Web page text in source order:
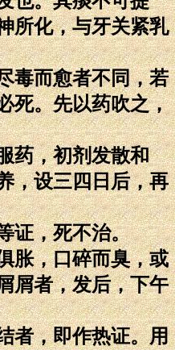
所化，与牙关紧乳
毒而愈者不同，若
死。先以药吹之，
药，初剂发散和
，设三四日后，再
证，死不治。
胀，口碎而臭，或
屑者，发后，下午
者，即作热证。用